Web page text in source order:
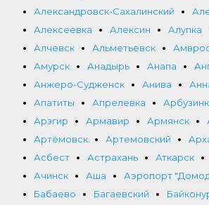
Александровск-Сахалинский
Алексеевка
Алексин Алупка
Алчевск
Альметьевск
Амурск
Анадырь Анапа
Анжеро-Судженск
Анива
Апатиты
Апрелевка
Арзгир
Армавир Армянск
Артёмовск
Артемовский
Асбест
Астрахань Аткарск
Ачинск
Аша
Аэропорт
Бабаево
Багаевский